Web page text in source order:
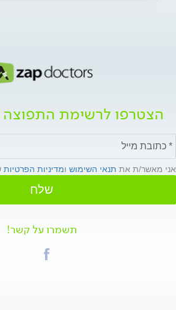
הצטרפו לרשימת התפוצה
אני מאשר/ת את תנאי השימוש ומדיניות הפרטיות
שלח
תשמרו על קשר!